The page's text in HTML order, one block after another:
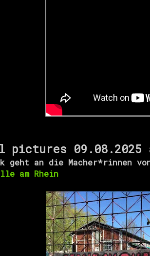
pictures
geht an die Macher*rinnen
am Rhein